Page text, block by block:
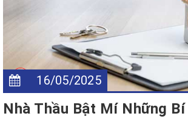
16/05/2025
Nhà Thầu Bật Mí Những Bí